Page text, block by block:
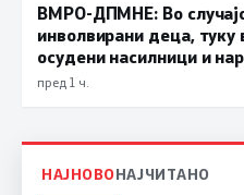
ВМРО-ДПМНЕ: Во
инволвирани деца, туку
осудени насилници и
пред 1 ч.
НАЈНОВОНАЈЧИТАНО